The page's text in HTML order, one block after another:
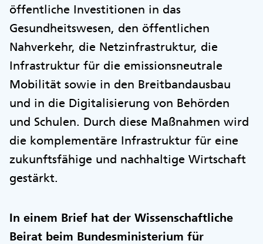
öffentliche Investitionen in das
Gesundheitswesen, den öffentlichen
Nahverkehr, die Netzinfrastruktur, die
Infrastruktur für die emissionsneutrale
Mobilität sowie in den Breitbandausbau
und in die Digitalisierung von Behörden
und Schulen. Durch diese Maßnahmen wird
die komplementäre Infrastruktur für eine
zukunftsfähige und nachhaltige Wirtschaft
gestärkt.
In einem Brief hat der Wissenschaftliche
Beirat beim Bundesministerium für